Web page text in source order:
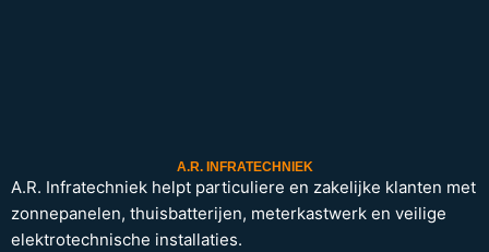
A.R. INFRATECHNIEK
A.R. Infratechniek helpt particuliere en zakelijke klanten met
zonnepanelen, thuisbatterijen, meterkastwerk en veilige
elektrotechnische installaties.